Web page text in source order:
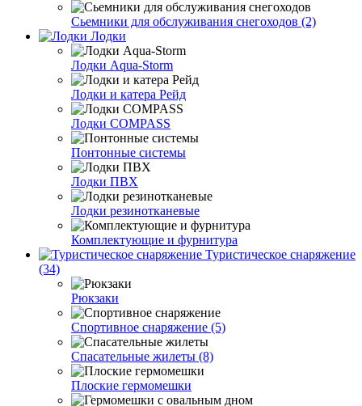
Сьемники для обслуживания снегоходов (2)
Лодки
Лодки Aqua-Storm
Лодки и катера Рейд
Лодки COMPASS
Понтонные системы
Лодки ПВХ
Лодки резинотканевые
Комплектующие и фурнитура
Туристическое снаряжение
(34)
Рюкзаки
Спортивное снаряжение (5)
Спасательные жилеты (8)
Плоские гермомешки